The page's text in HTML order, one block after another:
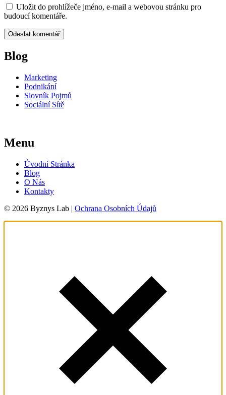
Uložit do prohlížeče jméno, e-mail a webovou stránku pro
budoucí komentáře.
Blog
Marketing
Podnikání
Slovník Pojmů
Sociální Sítě
Menu
Úvodní Stránka
Blog
O Nás
Kontakty
© 2026 Byznys Lab | Ochrana Osobních Údajů